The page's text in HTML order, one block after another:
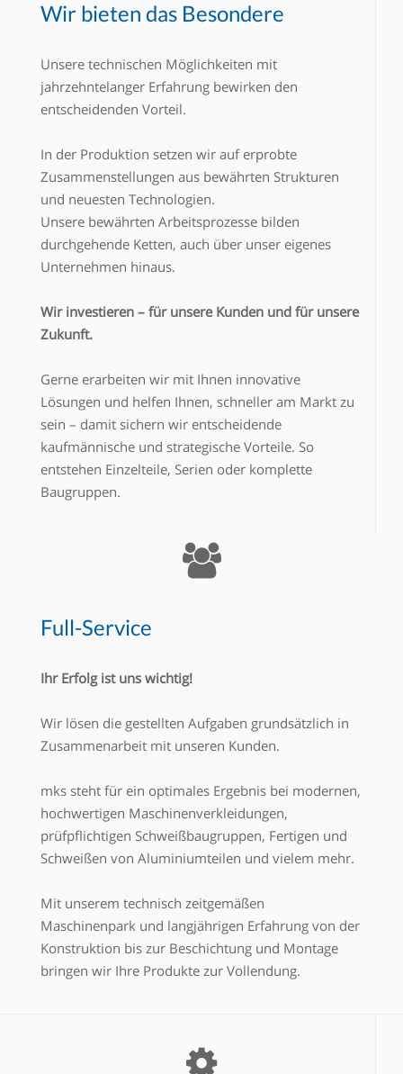
Wir bieten das Besondere
Unsere technischen Möglichkeiten mit
jahrzehntelanger Erfahrung bewirken den
entscheidenden Vorteil.
In der Produktion setzen wir auf erprobte
Zusammenstellungen aus bewährten Strukturen
und neuesten Technologien.
Unsere bewährten Arbeitsprozesse bilden
durchgehende Ketten, auch über unser eigenes
Unternehmen hinaus.
Wir investieren – für unsere Kunden und für unsere
Zukunft.
Gerne erarbeiten wir mit Ihnen innovative
Lösungen und helfen Ihnen, schneller am Markt zu
sein – damit sichern wir entscheidende
kaufmännische und strategische Vorteile. So
entstehen Einzelteile, Serien oder komplette
Baugruppen.
Full-Service
Ihr Erfolg ist uns wichtig!
Wir lösen die gestellten Aufgaben grundsätzlich in
Zusammenarbeit mit unseren Kunden.
mks steht für ein optimales Ergebnis bei modernen,
hochwertigen Maschinenverkleidungen,
prüfpflichtigen Schweißbaugruppen, Fertigen und
Schweißen von Aluminiumteilen und vielem mehr.
Mit unserem technisch zeitgemäßen
Maschinenpark und langjährigen Erfahrung von der
Konstruktion bis zur Beschichtung und Montage
bringen wir Ihre Produkte zur Vollendung.